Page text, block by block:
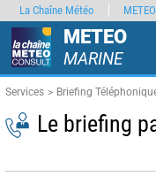
METEO
MARINE
Services Briefing
Le briefing
La Chaîne Météo